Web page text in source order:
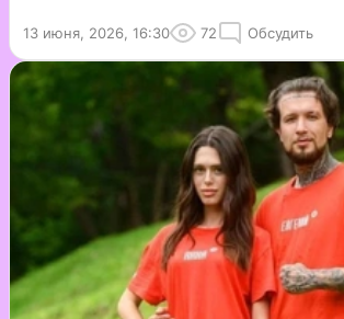
13 июня, 2026, 16:30 72 Обсудить